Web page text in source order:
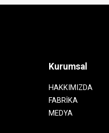
Kurumsal
HAKKIMIZDA
FABRİKA
MEDYA